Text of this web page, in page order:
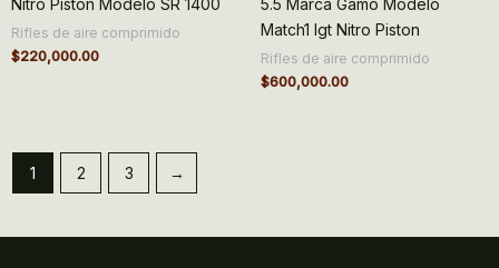
Nitro Piston Modelo SR 1400
Rifles de aire comprimido
$220,000.00
5.5 Marca Gamo Modelo
Match1 Igt Nitro Piston
Rifles de aire comprimido
$600,000.00
1 2 3 →